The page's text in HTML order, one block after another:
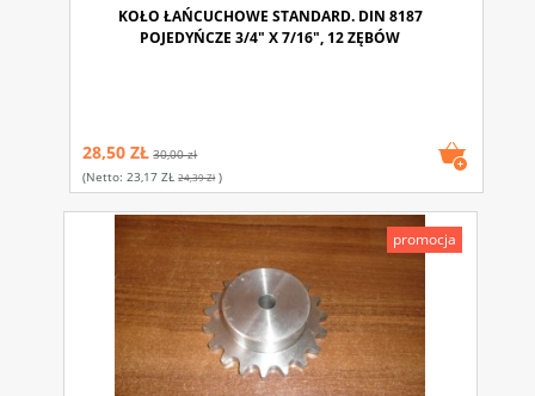
KOŁO ŁAŃCUCHOWE STANDARD. DIN 8187
POJEDYŃCZE 3/4" X 7/16", 12 ZĘBÓW
28,50 ZŁ 30,00 zł
(netto: 23,17 ZŁ 24,39 Zł)
promocja